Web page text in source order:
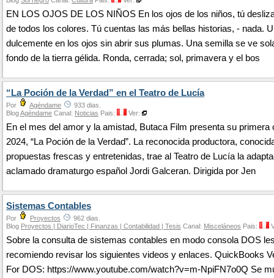
EN LOS OJOS DE LOS NIÑOS En los ojos de los niños, tú
de todos los colores. Tú cuentas las más bellas historias, - nada.
dulcemente en los ojos sin abrir sus plumas. Una semilla se ve
fondo de la tierra gélida. Ronda, cerrada; sol, primavera y el bos
“La Poción de la Verdad” en el Teatro de Lucía
Por Agéndame
933 dias.
BlogAgéndame Canal: Noticias Pais: Ver:
En el mes del amor y la amistad, Butaca Film presenta su primera
2024, “La Poción de la Verdad”. La reconocida productora,
propuestas frescas y entretenidas, trae al Teatro de Lucía la
aclamado dramaturgo español Jordi Galceran. Dirigida por Jen
Sistemas Contables
Por Proyectos
962 dias.
Blog Proyectos | DiarioTec | Finanzas | Contabilidad | Tesis Canal: Misceláneos Pais:
Sobre la consulta de sistemas contables en modo consola DOS
recomiendo revisar los siguientes videos y enlaces. QuickBooks
For DOS: https://www.youtube.com/watch?v=m-NpiFN7o0Q Se